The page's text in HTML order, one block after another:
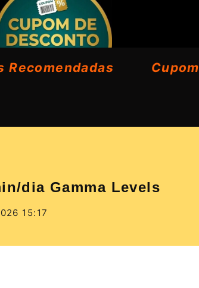
Recomendadas Cupom
dia Gamma Levels
15:17